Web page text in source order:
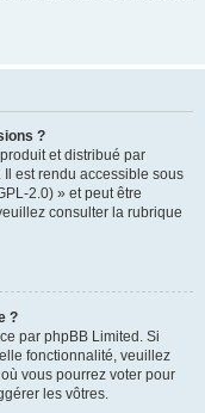
?
et distribué par
est rendu accessible sous
2.0) » et peut être
consulter la rubrique
?
par phpBB Limited. Si
fonctionnalité, veuillez
vous pourrez voter pour
les vôtres.